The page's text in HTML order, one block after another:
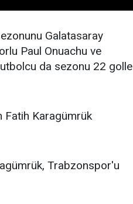
Galatasaray
Paul Onuachu ve
da sezonu 22 golle
Fatih Karagümrük
Trabzonspor'u